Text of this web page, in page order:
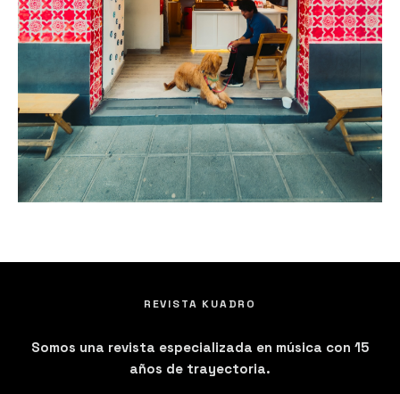
REVISTA KUADRO
Somos una revista especializada en música con 15
años de trayectoria.